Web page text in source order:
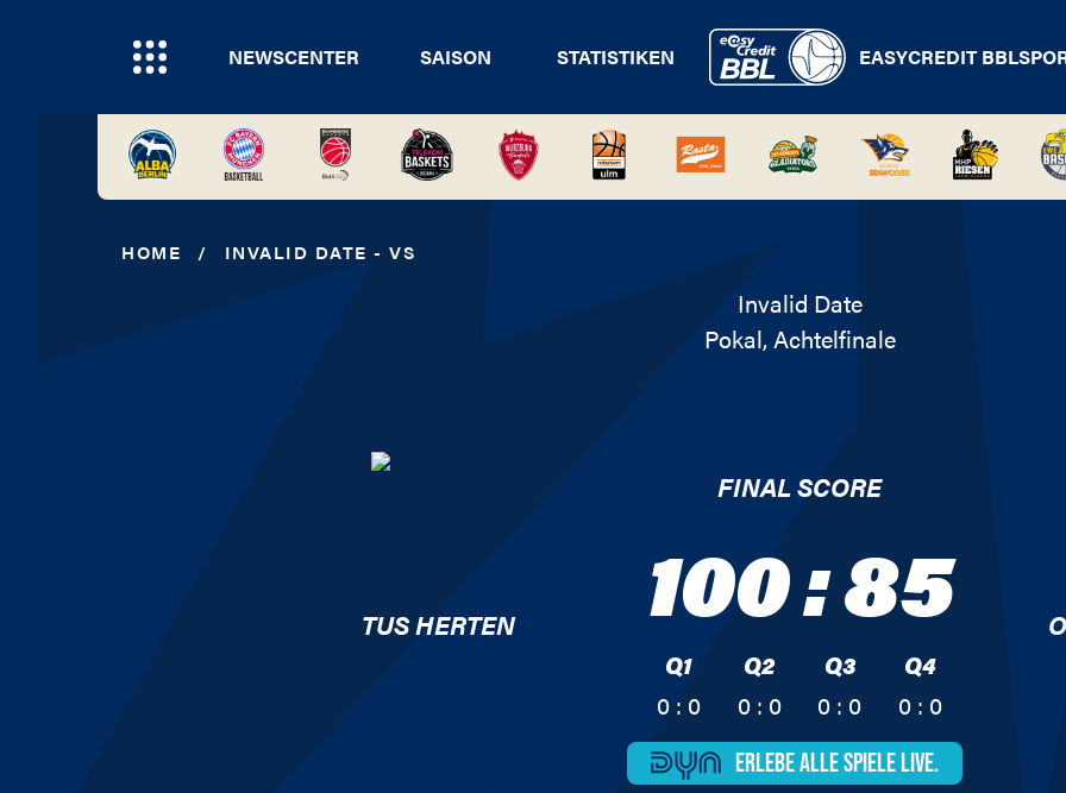
NEWSCENTER SAISON STATISTIKEN EASYCREDIT BBL
HOME / INVALID DATE - VS
Invalid Date
Pokal, Achtelfinale
TUS HERTEN
FINAL SCORE
100:85
Q1
0 : 0
Q2
0 : 0
Q3
0 : 0
Q4
0 : 0
ERLEBE ALLESPIELE LIVE.